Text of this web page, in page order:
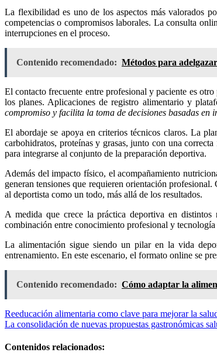
La flexibilidad es uno de los aspectos más valorados
competencias o compromisos laborales. La consulta
interrupciones en el proceso.
Contenido recomendado: Métodos para
El contacto frecuente entre profesional y paciente es
los planes. Aplicaciones de registro alimentario y
compromiso y facilita la toma de decisiones basadas en
El abordaje se apoya en criterios técnicos claros. La
carbohidratos, proteínas y grasas, junto con una
para integrarse al conjunto de la preparación deportiva.
Además del impacto físico, el acompañamiento
generan tensiones que requieren orientación
al deportista como un todo, más allá de los resultados.
A medida que crece la práctica deportiva en
combinación entre conocimiento profesional y tecnología
La alimentación sigue siendo un pilar en la vida
entrenamiento. En este escenario, el formato online se
Contenido recomendado: Cómo adaptar la
Navegación
de
entradas
Reeducación alimentaria como clave para mejorar la
La consolidación de nuevas propuestas gastronómicas
Contenidos relacionados: